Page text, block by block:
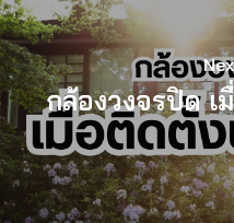
กล้องวงจรปิด